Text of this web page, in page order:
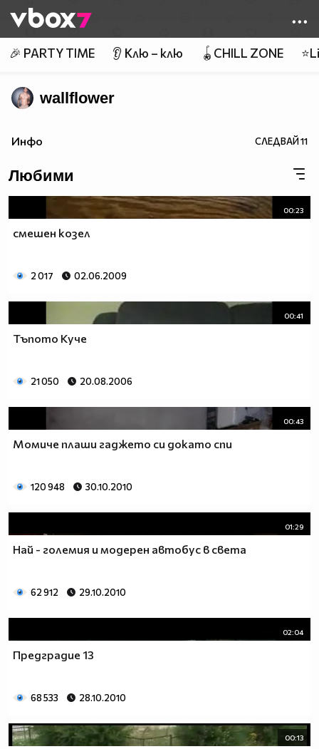
👾
🎉 PARTY TIME 👂 Клю – клю 🪀CHILL ZONE
wallflower
Инфо СЛЕДВАЙ11
Любими
00:23
смешен козел
2 017 02.06.2009
00:41
Тъпото Куче
21 050 20.08.2006
00:43
Момиче плаши гаджето си докато спи
120 948 30.10.2010
01:29
Най - големия и модерен автобус в света
62 912 29.10.2010
02:04
Предградие 13
68 533 28.10.2010
00:13